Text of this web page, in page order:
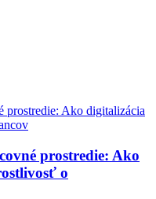
prostredie: Ako
o